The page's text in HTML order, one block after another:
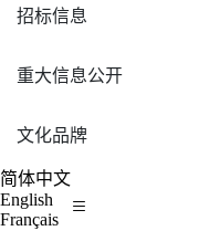
招标信息
重大信息公开
文化品牌
简体中文
English
Français